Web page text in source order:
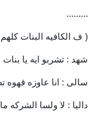
.........
( ف الكافيه البنات
شهد : تشربو ايه يا بنات
سالى : انا عاوزه
داليا : لا ولسا الشركه